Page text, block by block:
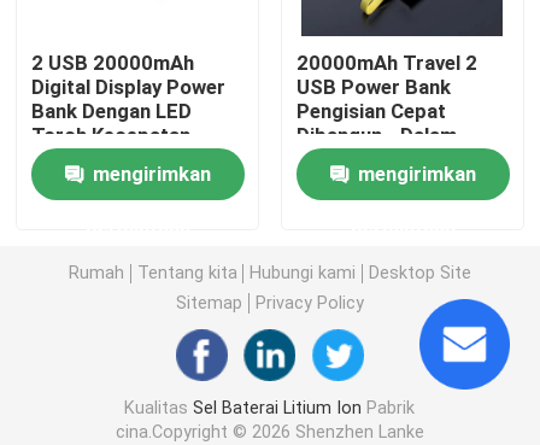
Alat Listrik Baterai Lithium Ion
Paket baterai ion litium
Pembangkit Listrik Lithium Portabel
Bank Daya Baterai isi ulang
Sistem Inverter Surya Rumah
Baterai Lithium Ion Kendaraan Listrik
2 USB 20000mAh
Digital Display Power
Bank Dengan LED
Torch Kecepatan
Tinggi Luar Ruang
mengirimkan
20000mAh Travel 2
USB Power Bank
Pengisian Cepat
Dibangun - Dalam
Kabel Untuk Ponsel
mengirimkan
Rumah Tentang kita Hubungi kami
Desktop Site
Sitemap
Privacy Policy
KualitasSel Baterai Litium Ion Pabrik
cina.Copyright © 2026 Shenzhen Lanke